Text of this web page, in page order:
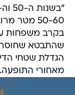
50-60
בקרב משפחות
שהתבטא שחוסר
הגדלת שטחי
מאחורי התופעה.